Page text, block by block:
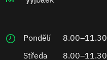
Pondělí 8.00–11.30
Středa
8.00–11.30